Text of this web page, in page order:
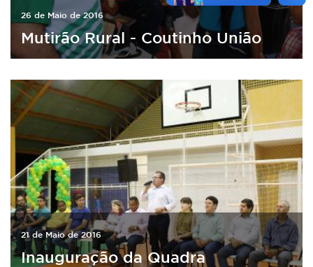
26 de Maio de 2016
Mutirão Rural - Coutinho União
21 de Maio de 2016
Inauguração da Quadra